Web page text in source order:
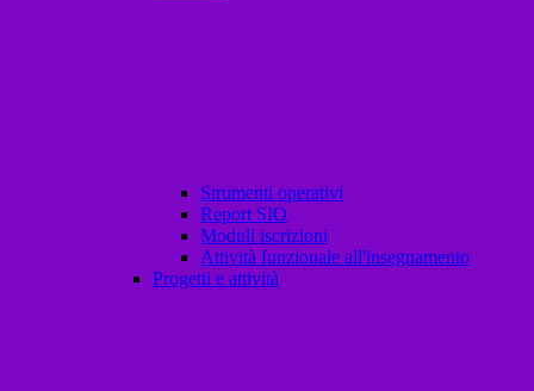
Strumenti operativi
Report SIO
Moduli iscrizioni
Attività funzionale all'insegnamento
Progetti e attività